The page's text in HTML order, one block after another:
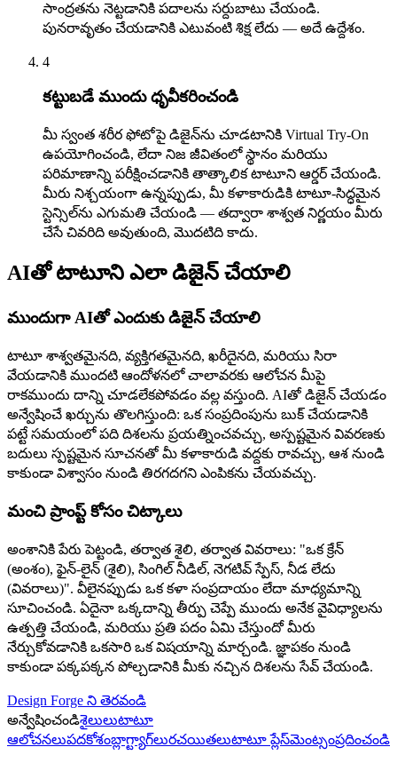
సాంద్రతను నెట్టడానికి పదాలను సర్దుబాటు చేయండి.
పునరావృతం చేయడానికి ఎటువంటి శిక్ష లేదు — అదే ఉద్దేశం.
4
కట్టుబడే ముందు ధృవీకరించండి
మీ స్వంత శరీర ఫోటోపై డిజైన్‌ను చూడటానికి Virtual Try-On
ఉపయోగించండి, లేదా నిజ జీవితంలో స్థానం మరియు
పరిమాణాన్ని పరీక్షించడానికి తాత్కాలిక టాటూని ఆర్డర్ చేయండి.
మీరు నిశ్చయంగా ఉన్నప్పుడు, మీ కళాకారుడికి టాటూ-సిద్ధమైన
స్టెన్సిల్‌ను ఎగుమతి చేయండి — తద్వారా శాశ్వత నిర్ణయం మీరు
చేసే చివరిది అవుతుంది, మొదటిది కాదు.
AIతో టాటూని ఎలా డిజైన్ చేయాలి
ముందుగా AIతో ఎందుకు డిజైన్ చేయాలి
టాటూ శాశ్వతమైనది, వ్యక్తిగతమైనది, ఖరీదైనది, మరియు సిరా
వేయడానికి ముందటి ఆందోళనలో చాలావరకు ఆలోచన మీపై
రాకముందు దాన్ని చూడలేకపోవడం వల్ల వస్తుంది. AIతో డిజైన్ చేయడం
అన్వేషించే ఖర్చును తొలగిస్తుంది: ఒక సంప్రదింపును బుక్ చేయడానికి
పట్టే సమయంలో పది దిశలను ప్రయత్నించవచ్చు, అస్పష్టమైన వివరణకు
బదులు స్పష్టమైన సూచనతో మీ కళాకారుడి వద్దకు రావచ్చు, ఆశ నుండి
కాకుండా విశ్వాసం నుండి తిరగదగని ఎంపికను చేయవచ్చు.
మంచి ప్రాంప్ట్ కోసం చిట్కాలు
అంశానికి పేరు పెట్టండి, తర్వాత శైలి, తర్వాత వివరాలు: "ఒక క్రేన్
(అంశం), ఫైన్-లైన్ (శైలి), సింగిల్ నీడిల్, నెగటివ్ స్పేస్, నీడ లేదు
(వివరాలు)". వీలైనప్పుడు ఒక కళా సంప్రదాయం లేదా మాధ్యమాన్ని
సూచించండి. ఏదైనా ఒక్కదాన్ని తీర్పు చెప్పే ముందు అనేక వైవిధ్యాలను
ఉత్పత్తి చేయండి, మరియు ప్రతి పదం ఏమి చేస్తుందో మీరు
నేర్చుకోవడానికి ఒకసారి ఒక విషయాన్ని మార్చండి. జ్ఞాపకం నుండి
కాకుండా పక్కపక్కన పోల్చడానికి మీకు నచ్చిన దిశలను సేవ్ చేయండి.
Design Forge ని తెరవండి
అన్వేషించండిశైలులుటాటూ
ఆలోచనలుపదకోశంబ్లాగ్ట్యాగ్‌లురచయితలుటాటూ ప్లేస్‌మెంట్సంప్రదించండి